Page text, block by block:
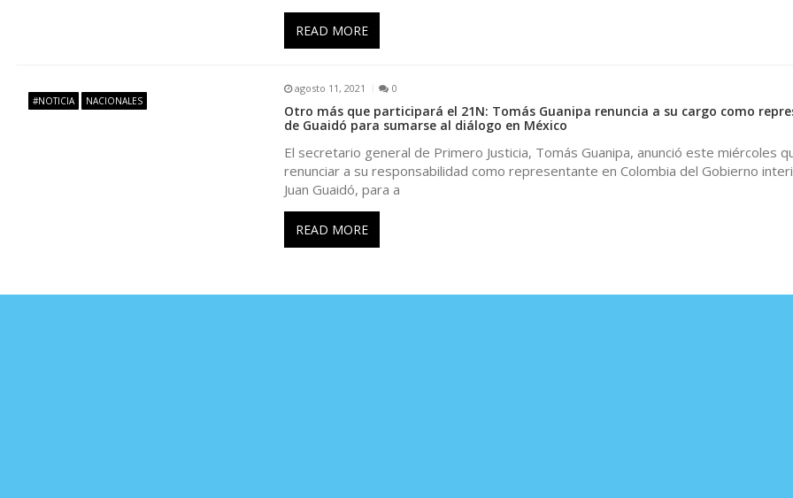
n
a
READ MORE
#NOTICIA NACIONALES
agosto 11, 2021 0
Otro más que participará el 21N: Tomás Guanipa renuncia a su cargo como
de Guaidó para sumarse al diálogo en México
El secretario general de Primero Justicia, Tomás Guanipa, anunció este miércoles
renunciar a su responsabilidad como representante en Colombia del Gobierno
Juan Guaidó, para a
READ MORE